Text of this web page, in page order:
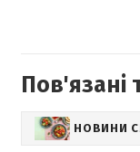
Пов'язані
НОВИНИ